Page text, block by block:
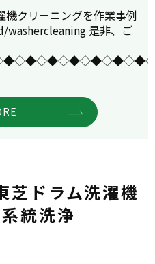
機クリーニングを作業事例
washercleaning 是非、ご
芝ドラム洗濯機
統洗浄